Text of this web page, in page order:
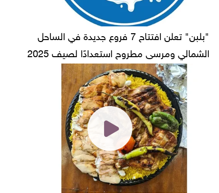
"بلبن" تعلن افتتاح 7 فروع جديدة في الساحل
الشمالي ومرسى مطروح استعدادًا لصيف 2025